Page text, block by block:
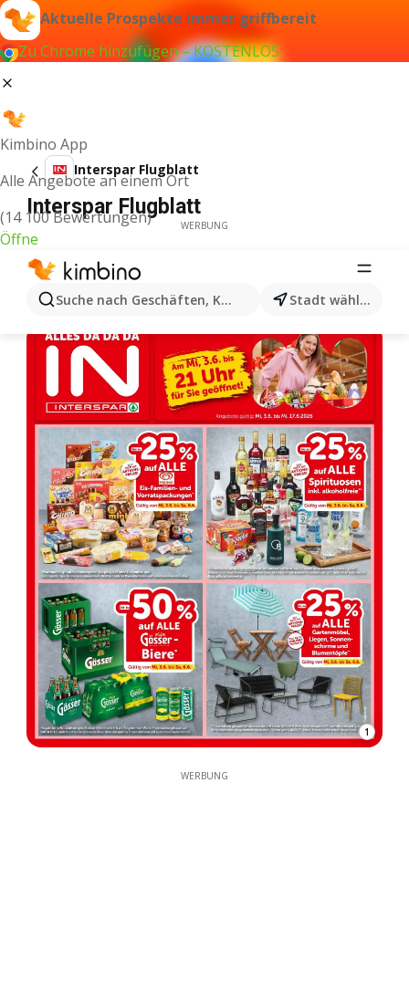
Aktuelle Prospekte immer griffbereit
Zu Chrome hinzufügen – KOSTENLOS
Kimbino App
Alle Angebote an einem Ort
(14 100 Bewertungen)
Öffne
Suche nach Geschäften, Kategorien, Produkten...
Stadt wählen
Interspar Flugblatt
Interspar Flugblatt
WERBUNG
1
WERBUNG